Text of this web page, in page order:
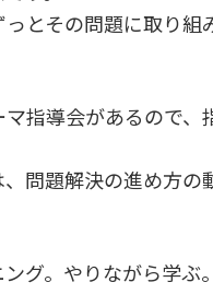
とその問題に取り組
指導会があるので
問題解決の進め方
グ。やりながら学ぶ。